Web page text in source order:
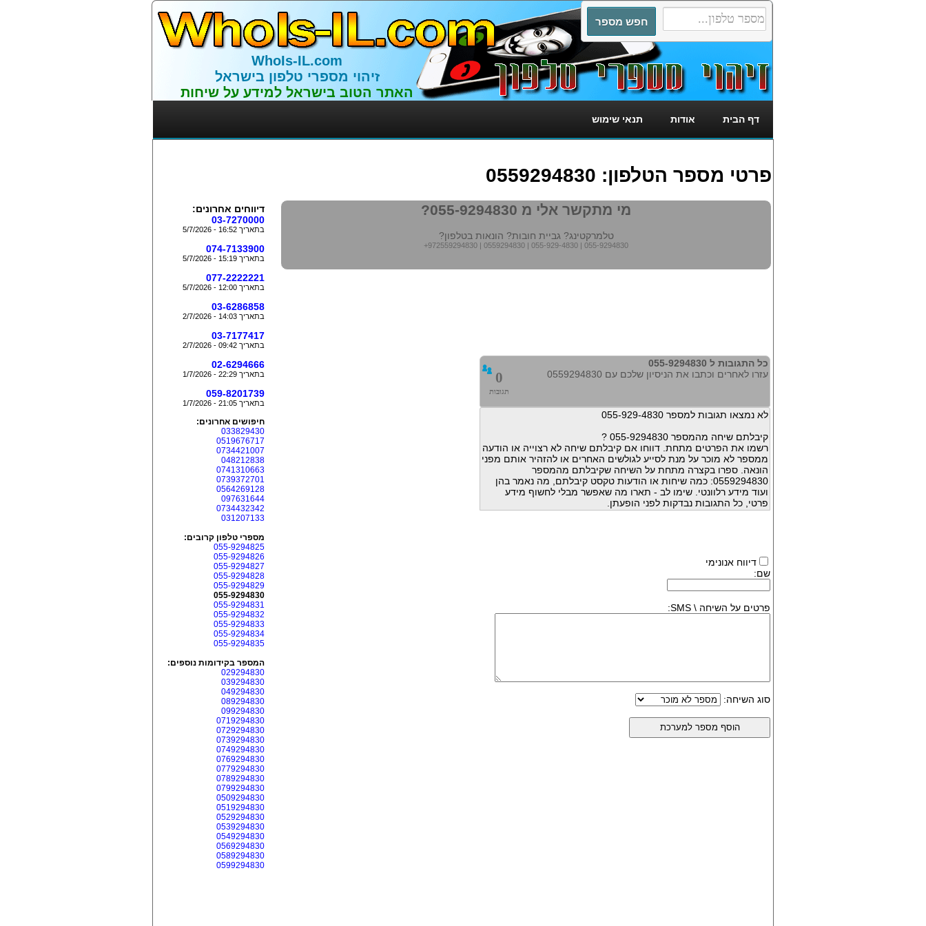
WhoIs-IL.com
זיהוי מספרי טלפון בישראל
האתר הטוב בישראל למידע על שיחות
דף הבית אודות תנאי שימוש
פרטי מספר הטלפון: 0559294830
מי מתקשר אלי מ 055-9294830?
טלמרקטינג? גביית חובות? הונאות בטלפון?
+972559294830 | 0559294830 | 055-929-4830 | 055-9294830
0
תגובות
כל התגובות ל 055-9294830
עזרו לאחרים וכתבו את הניסיון שלכם עם 0559294830
לא נמצאו תגובות למספר 055-929-4830
קיבלתם שיחה מהמספר 055-9294830 ?
רשמו את הפרטים מתחת. דווחו אם קיבלתם שיחה לא רצוייה או הודעה
ממספר לא מוכר על מנת לסייע לגולשים האחרים או להזהיר אותם מפני
הונאה. ספרו בקצרה מתחת על השיחה שקיבלתם מהמספר
0559294830: כמה שיחות או הודעות טקסט קיבלתם, מה נאמר בהן
ועוד מידע רלוונטי. שימו לב - תארו מה שאפשר מבלי לחשוף מידע
פרטי, כל התגובות נבדקות לפני הופעתן.
דיווח אנונימי
שם:
פרטים על השיחה \ SMS:
סוג השיחה:
דיווחים אחרונים:
03-7270000
בתאריך 16:52 - 5/7/2026
074-7133900
בתאריך 15:19 - 5/7/2026
077-2222221
בתאריך 12:00 - 5/7/2026
03-6286858
בתאריך 14:03 - 2/7/2026
03-7177417
בתאריך 09:42 - 2/7/2026
02-6294666
בתאריך 22:29 - 1/7/2026
059-8201739
בתאריך 21:05 - 1/7/2026
חיפושים אחרונים:
033829430
0519676717
0734421007
048212838
0741310663
0739372701
0564269128
097631644
0734432342
031207133
מספרי טלפון קרובים:
055-9294825
055-9294826
055-9294827
055-9294828
055-9294829
055-9294830
055-9294831
055-9294832
055-9294833
055-9294834
055-9294835
המספר בקידומות נוספים:
029294830
039294830
049294830
089294830
099294830
0719294830
0729294830
0739294830
0749294830
0769294830
0779294830
0789294830
0799294830
0509294830
0519294830
0529294830
0539294830
0549294830
0569294830
0589294830
0599294830